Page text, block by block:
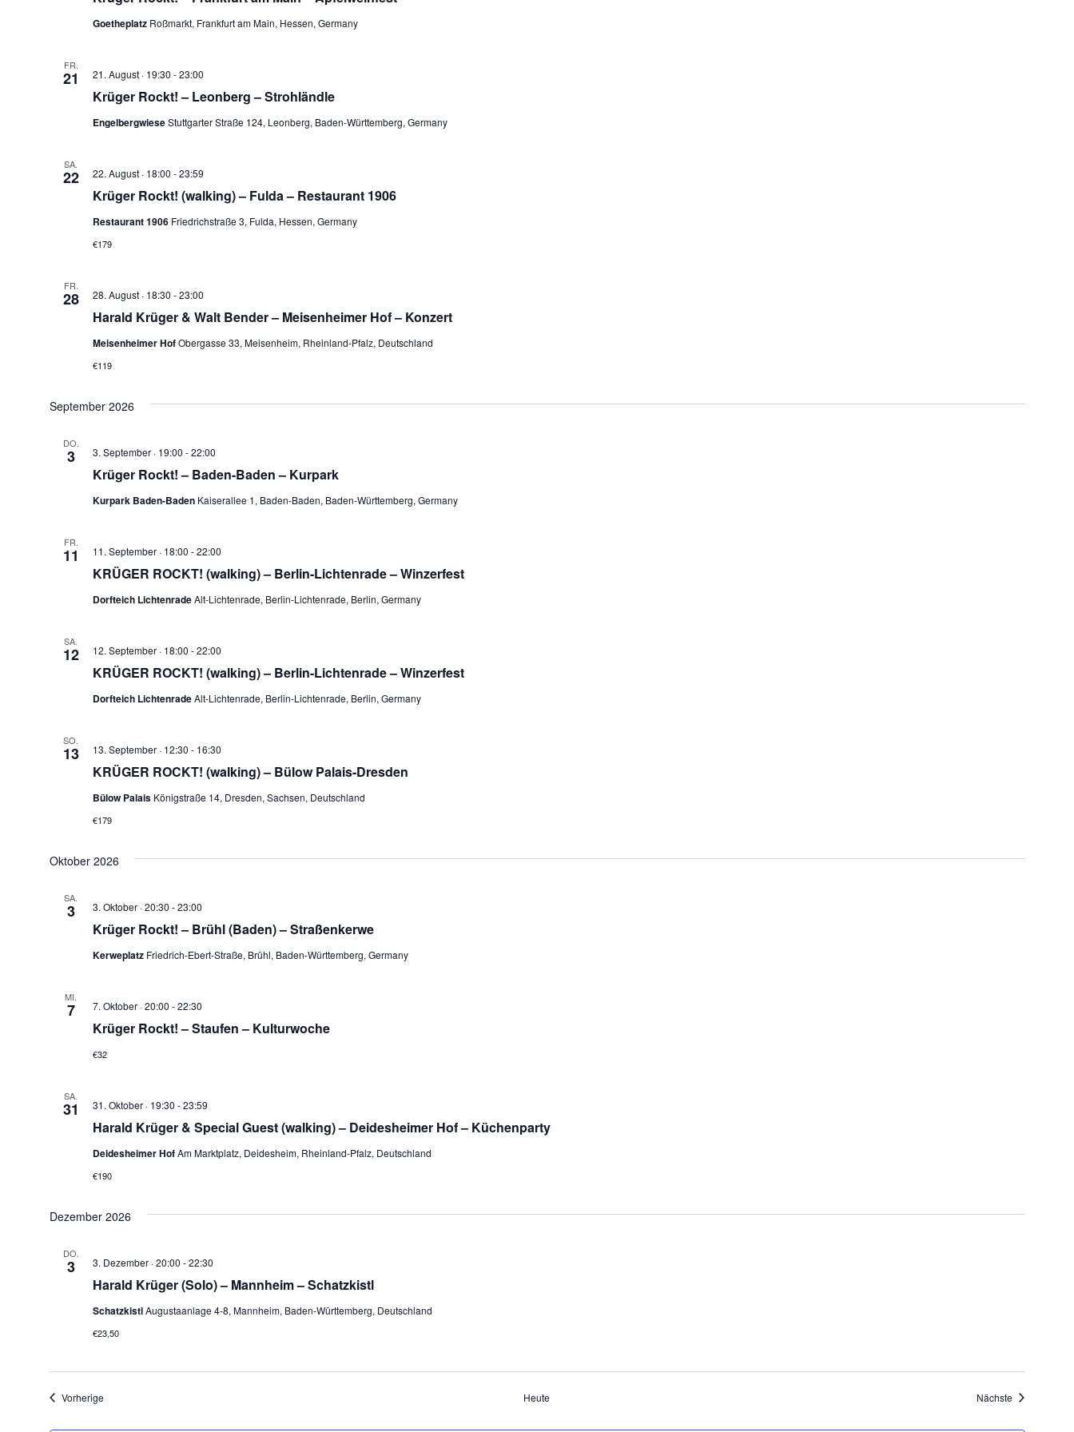
Goetheplatz Roßmarkt, Frankfurt am Main, Hessen, Germany
FR.
21
Krüger Rockt! – Leonberg – Strohländle
21. August · 19:30 -23:00
EngelbergwieseStuttgarter Straße 124, Leonberg, Baden-Württemberg, Germany
SA.
22
Krüger Rockt! (walking) – Fulda – Restaurant 1906
22. August · 18:00 -23:59
Restaurant 1906 Friedrichstraße 3, Fulda, Hessen, Germany
€179
FR.
28
Harald Krüger & Walt Bender – Meisenheimer Hof – Konzert
28. August · 18:30 -23:00
Meisenheimer HofObergasse 33, Meisenheim, Rheinland-Pfalz, Deutschland
€119
September 2026
DO.
3
Krüger Rockt! – Baden-Baden – Kurpark
3. September · 19:00 -22:00
Kurpark Baden-Baden Kaiserallee 1, Baden-Baden, Baden-Württemberg, Germany
FR.
11
KRÜGER ROCKT! (walking) – Berlin-Lichtenrade – Winzerfest
11. September · 18:00 -22:00
Dorfteich LichtenradeAlt-Lichtenrade, Berlin-Lichtenrade, Berlin, Germany
SA.
12
KRÜGER ROCKT! (walking) – Berlin-Lichtenrade – Winzerfest
12. September · 18:00 -22:00
Dorfteich LichtenradeAlt-Lichtenrade, Berlin-Lichtenrade, Berlin, Germany
SO.
13
KRÜGER ROCKT! (walking) – Bülow Palais-Dresden
13. September · 12:30 - 16:30
Bülow Palais Königstraße 14, Dresden, Sachsen, Deutschland
€179
Oktober 2026
SA.
3
Krüger Rockt! – Brühl (Baden) – Straßenkerwe
3. Oktober · 20:30 -23:00
Kerweplatz Friedrich-Ebert-Straße, Brühl, Baden-Württemberg, Germany
MI.
7
Krüger Rockt! – Staufen – Kulturwoche
7. Oktober · 20:00 -22:30
€32
SA.
31
Harald Krüger & Special Guest (walking) – Deidesheimer Hof – Küchenparty
31. Oktober · 19:30 -23:59
Deidesheimer HofAm Marktplatz, Deidesheim, Rheinland-Pfalz, Deutschland
€190
Dezember 2026
DO.
3
Harald Krüger (Solo) – Mannheim – Schatzkistl
3. Dezember · 20:00 -22:30
SchatzkistlAugustaanlage 4-8, Mannheim, Baden-Württemberg, Deutschland
€23,50
VorherigeVeranstaltungen Heute Nächste